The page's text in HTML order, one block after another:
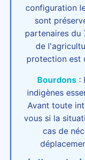
configuration
sont
partenaires du
de
protection est
Bourdons :
indigènes
Avant toute
vous si la
cas de